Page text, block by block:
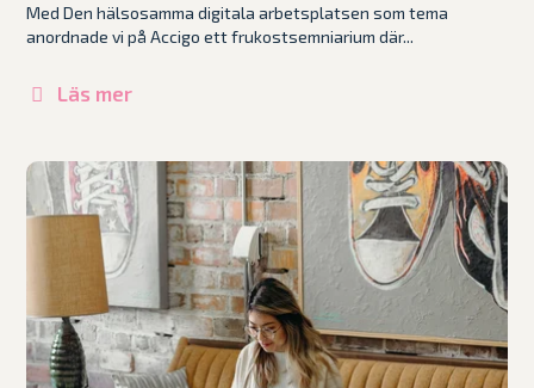
Med Den hälsosamma digitala arbetsplatsen som tema
anordnade vi på Accigo ett frukostsemniarium där...
Läs mer